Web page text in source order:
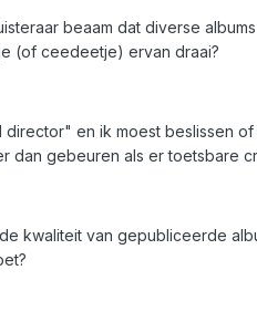
beaam dat diverse
(of ceedeetje) ervan draai?
en ik moest beslissen
dan gebeuren als er toetsbare
kwaliteit van gepubliceerde